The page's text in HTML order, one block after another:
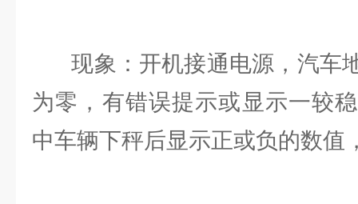
现象：开机接通电源，汽车
为零，有错误提示或显示一较
中车辆下秤后显示正或负的数值